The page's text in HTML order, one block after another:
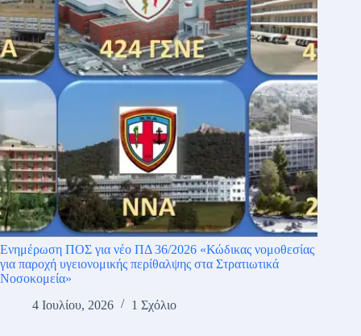
Ενημέρωση ΠΟΣ για νέο ΠΔ 36/2026 «Κώδικας νομοθεσίας
για παροχή υγειονομικής περίθαλψης στα Στρατιωτικά
Νοσοκομεία»
4 Ιουλίου, 2026
1 Σχόλιο